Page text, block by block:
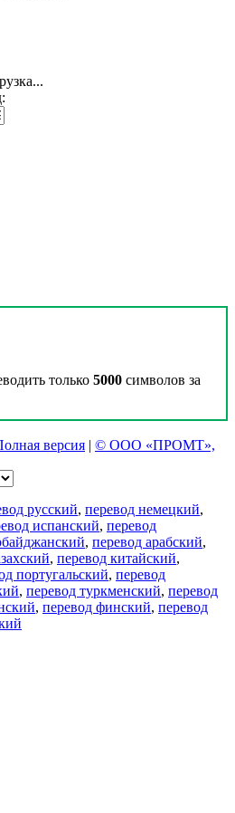
только 5000 символов за
версия | © ООО «ПРОМТ»,
русский, перевод немецкий,
испанский, перевод
, перевод арабский,
, перевод китайский,
португальский, перевод
, перевод туркменский, перевод
, перевод финский, перевод